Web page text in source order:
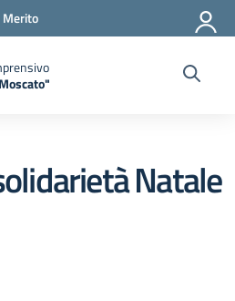
Natale